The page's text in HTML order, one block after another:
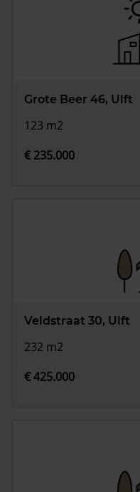
Grote Beer 46, Ulft
123 m2
€ 235.000
Veldstraat 30, Ulft
232 m2
€ 425.000